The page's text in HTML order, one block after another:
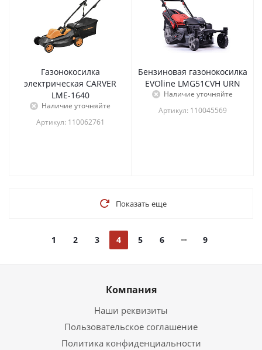
Газонокосилка
электрическая CARVER
LME-1640
Наличие уточняйте
Артикул: 110062761
Бензиновая газонокосилка
EVOline LMG51CVH URN
Наличие уточняйте
Артикул: 110045569
Показать еще
1 2 3 4 5 6 9
Компания
Наши реквизиты
Пользовательское соглашение
Политика конфиденциальности